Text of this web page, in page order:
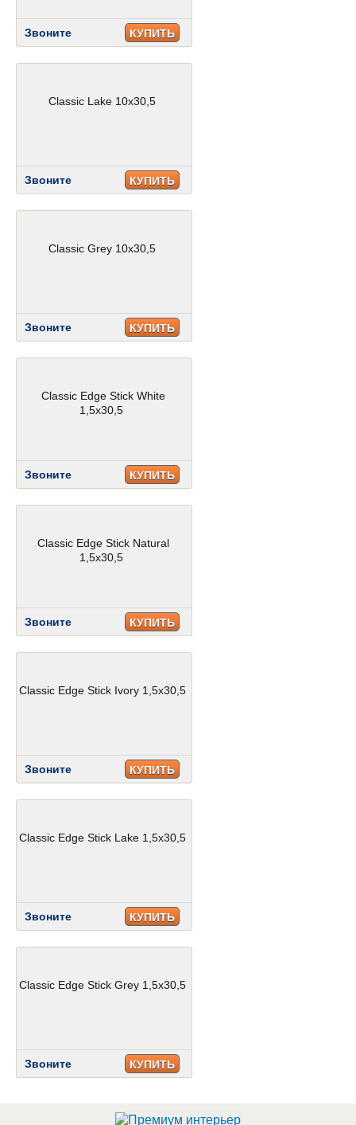
Звоните КУПИТЬ
Classic Lake 10x30,5
Звоните КУПИТЬ
Classic Grey 10x30,5
Звоните КУПИТЬ
Classic Edge Stick White
1,5x30,5
Звоните КУПИТЬ
Classic Edge Stick Natural
1,5x30,5
Звоните КУПИТЬ
Classic Edge Stick Ivory 1,5x30,5
Звоните КУПИТЬ
Classic Edge Stick Lake 1,5x30,5
Звоните КУПИТЬ
Classic Edge Stick Grey 1,5x30,5
Звоните КУПИТЬ